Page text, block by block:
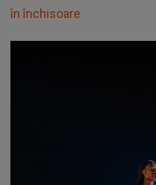
în închisoare